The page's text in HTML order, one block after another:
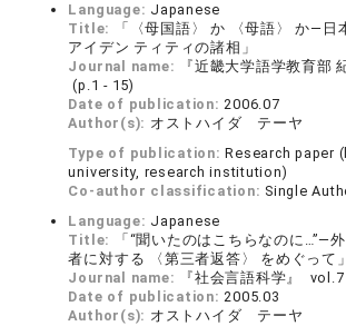
Language: Japanese
Title:
「〈母国語〉 か 〈母語〉 か―日
アイデン ティティの諸相」
Journal name:
『近畿大学語学教育部
(p.1 - 15)
Date of publication:2006.07
Author(s): オストハイダ テーヤ
Type of publication:Research paper
university, research institution)
Co-author classification: Single
Language: Japanese
Title:
「“聞いたのはこちらなのに…”―
者に対する 〈第三者返答〉 をめぐって」
Journal name:
『社会言語科学』
Date of publication:2005.03
Author(s): オストハイダ テーヤ